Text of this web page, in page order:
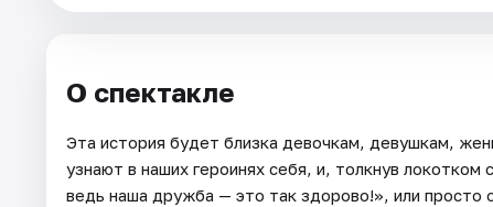
О спектакле
Эта история будет близка девочкам, девушкам,
узнают в наших героинях себя, и, толкнув
ведь наша дружба — это так здорово!», или просто